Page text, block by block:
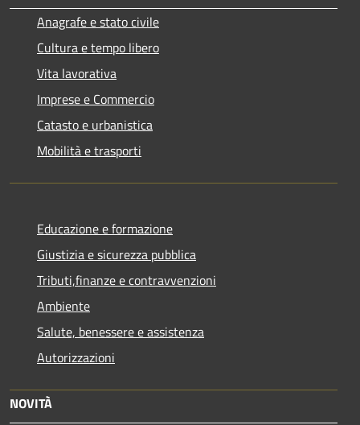
Anagrafe e stato civile
Cultura e tempo libero
Vita lavorativa
Imprese e Commercio
Catasto e urbanistica
Mobilità e trasporti
Educazione e formazione
Giustizia e sicurezza pubblica
Tributi,finanze e contravvenzioni
Ambiente
Salute, benessere e assistenza
Autorizzazioni
NOVITÀ